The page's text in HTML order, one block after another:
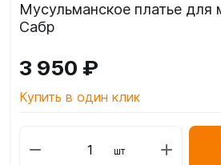
Мусульманское платье для
Сабр
3 950 ₽
Купить в один клик
шт